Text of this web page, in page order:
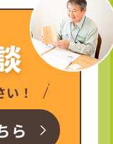
！
ら